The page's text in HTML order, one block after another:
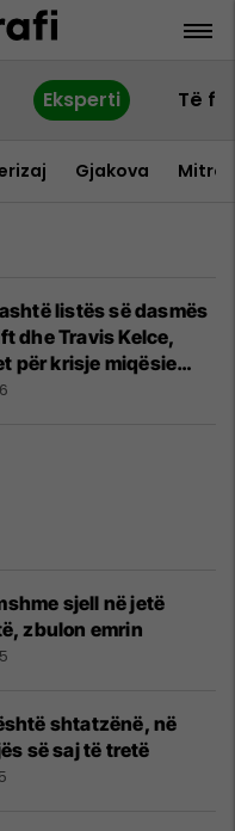
Eksperti Të
Gjakova
listës së dasmës
dhe Travis Kelce,
për krisje miqësie
sjell në jetë
zbulon emrin
shtatzënë, në
së saj të tretë